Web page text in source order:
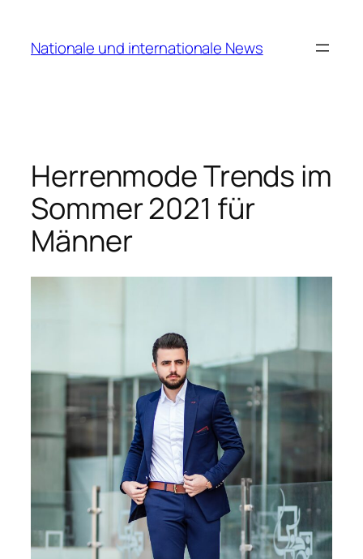
springen
Nationale und internationale News
Herrenmode Trends im
Sommer 2021 für
Männer